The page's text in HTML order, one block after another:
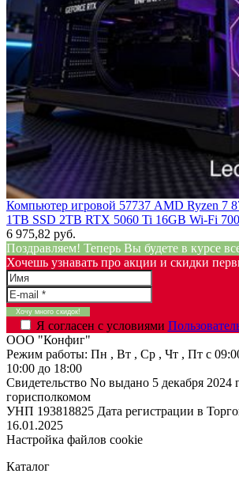
Компьютер игровой 57737 AMD Ryzen 7
1TB SSD 2TB RTX 5060 Ti 16GB Wi-Fi
6 975,82 руб.
Поздравляем! Теперь Вы будете в курсе
Хочешь узнавать про акции и скидки
Я согласен с условиями
ООО "Конфиг"
Режим работы: Пн , Вт , Ср , Чт , Пт c
10:00 до 18:00
Свидетельство No выдано 5 декабря
горисполкомом
УНП 193818825 Дата регистрации в
16.01.2025
Настройка файлов cookie
Каталог